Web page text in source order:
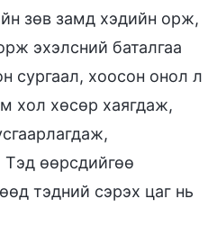
зөв замд хэдийн орж,
эхэлсний баталгаа
сургаал, хоосон онол л
хол хөсөр хаягдаж,
өөрсдийгөө
тэдний сэрэх цаг нь